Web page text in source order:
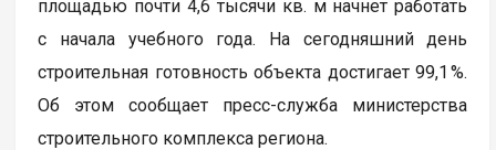
площадью почти 4,6 тысячи кв. м начнет работать
с начала учебного года. На сегодняшний день
строительная готовность объекта достигает 99,1 %.
Об этом сообщает пресс-служба министерства
строительного комплекса региона.